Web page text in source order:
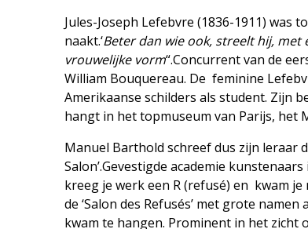
Jules-Joseph Lefebvre (1836-1911)
naakt.‘Beter dan wie ook, streelt hij, met
vrouwelijke vorm“.Concurrent van de
William Bouquereau. De feminine
Amerikaanse schilders als student. Zijn
hangt in het topmuseum van Parijs, het
Manuel Barthold schreef dus zijn leraar
Salon’.Gevestigde academie
kreeg je werk een R (refusé) en kwam
de ‘Salon des Refusés’ met grote
kwam te hangen. Prominent in het zicht